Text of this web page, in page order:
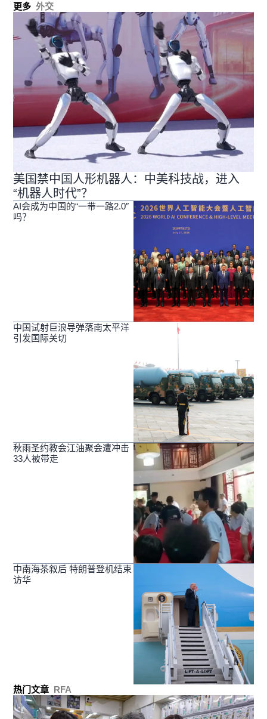
更多 外交
美国禁中国人形机器人：中美科技战，进入
“机器人时代”？
AI会成为中国的“一带一路2.0″
吗？
中国试射巨浪导弹落南太平洋
引发国际关切
秋雨圣约教会江油聚会遭冲击
33人被带走
中南海茶叙后 特朗普登机结束
访华
热门文章 RFA